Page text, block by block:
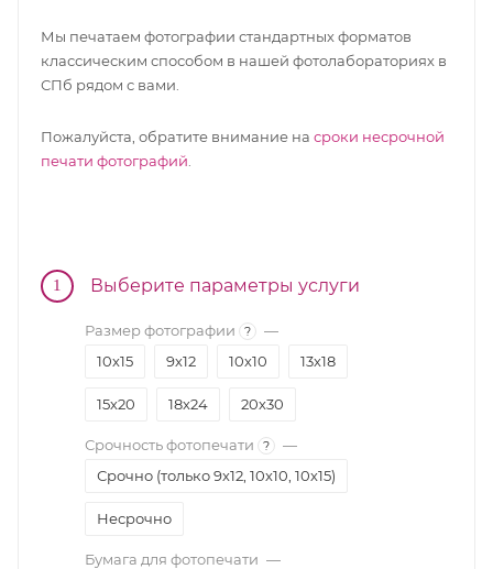
Мы печатаем фотографии стандартных форматов
классическим способом в нашей фотолабораториях в
СПб рядом с вами.
Пожалуйста, обратите внимание на сроки несрочной
печати фотографий
1 Выберите параметры услуги
Размер фотографии ?
—
10х15
9х12 10х10 13х18
15х20 18х24 20х30
Срочность фотопечати ?
—
Срочно (только 9х12, 10х10, 10х15)
Несрочно
Бумага для фотопечати —